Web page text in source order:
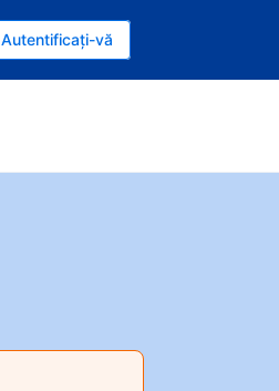
Autentificați-vă